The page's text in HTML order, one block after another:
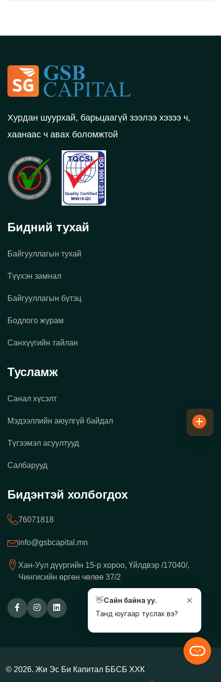
Хурдан шуурхай, барьцаагүй зээлээ хэзээ ч,
хаанаас ч авах боломжтой
Бидний тухай
Байгууллагын тухай
Түүхэн замнал
Байгууллагын бүтэц
Бодлого журам
Санхүүгийн тайлан
Тусламж
Санал хүсэлт
Мэдээллийн аюулгүй байдал
Түгээмэл асуултууд
Салбарууд
Бидэнтэй холбогдох
76071818
info@gsbcapital.mn
Хан-Уул дүүргийн 15-р хороо, Үйлдвэр /17040/,
Чингисийн өргөн чөлөө 37/2
© 2026. Жи Эс Би Капитал ББСБ ХХК
👋Сайн байна уу.
Танд юугаар туслах вэ?